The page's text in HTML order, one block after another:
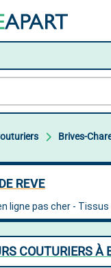
Brives-
COUTURIERS À